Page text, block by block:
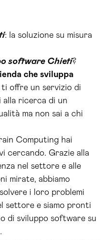
: la soluzione su misura
software Chieti?
che sviluppa
offre un servizio di
alla ricerca di un
ma non sai a chi
Computing hai
cercando. Grazie alla
nel settore e alle
mirate, abbiamo
i loro problemi
settore e siamo pronti
di sviluppo software su
.